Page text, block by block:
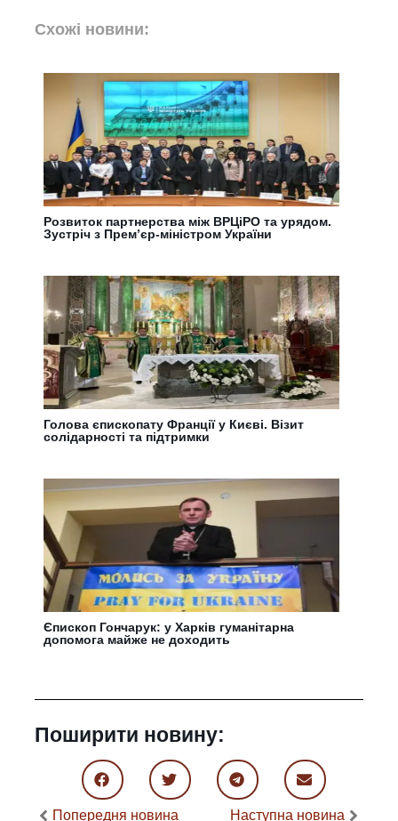
Схожі новини:
Розвиток партнерства між ВРЦіРО та урядом.
Зустріч з Прем’єр-міністром України
Голова єпископату Франції у Києві. Візит
солідарності та підтримки
Єпископ Гончарук: у Харків гуманітарна
допомога майже не доходить
Поширити новину:
Попередня новина Наступна новина